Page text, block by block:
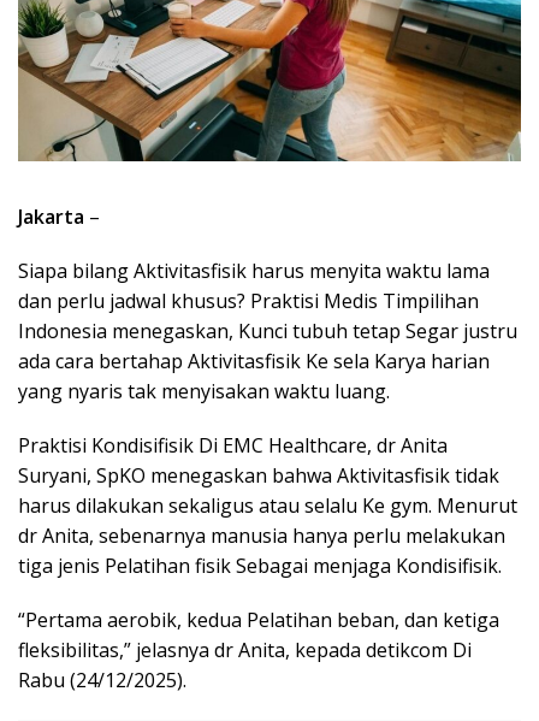
Jakarta –
Siapa bilang Aktivitasfisik harus menyita waktu lama
dan perlu jadwal khusus? Praktisi Medis Timpilihan
Indonesia menegaskan, Kunci tubuh tetap Segar justru
ada cara bertahap Aktivitasfisik Ke sela Karya harian
yang nyaris tak menyisakan waktu luang.
Praktisi Kondisifisik Di EMC Healthcare, dr Anita
Suryani, SpKO menegaskan bahwa Aktivitasfisik tidak
harus dilakukan sekaligus atau selalu Ke gym. Menurut
dr Anita, sebenarnya manusia hanya perlu melakukan
tiga jenis Pelatihan fisik Sebagai menjaga Kondisifisik.
“Pertama aerobik, kedua Pelatihan beban, dan ketiga
fleksibilitas,” jelasnya dr Anita, kepada detikcom Di
Rabu (24/12/2025).